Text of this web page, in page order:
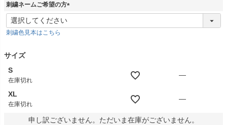
刺繍ネームご希望の方
(
刺繍色見本はこちら
サイズ
S
在庫切れ
—
XL
在庫切れ
—
申し訳ございません。ただいま在庫がございません。